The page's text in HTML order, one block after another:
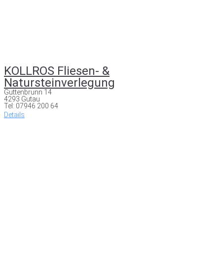
KOLLROS Fliesen- &
Natursteinverlegung
Guttenbrunn 14
4293 Gutau
Tel: 07946 200 64
Details